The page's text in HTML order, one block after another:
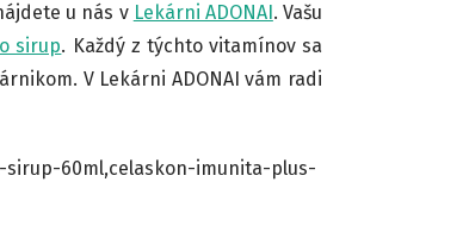
u nás v Lekárni ADONAI . Vašu
sirup. Každý z týchto vitamínov sa
V Lekárni ADONAI vám radi
60ml,celaskon-imunita-plus-